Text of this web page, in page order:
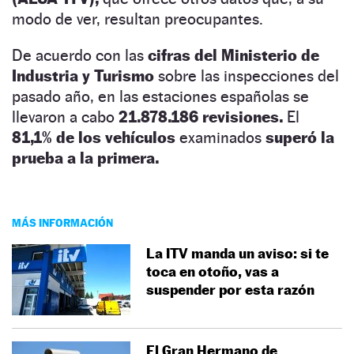
modo de ver, resultan preocupantes.
De acuerdo con las cifras del Ministerio de
Industria y Turismo sobre las inspecciones del
pasado año, en las estaciones españolas se
llevaron a cabo 21.878.186 revisiones. El
81,1% de los vehículos examinados superó la
prueba a la primera.
MÁS INFORMACIÓN
La ITV manda un aviso: si te
toca en otoño, vas a
suspender por esta razón
El Gran Hermano de